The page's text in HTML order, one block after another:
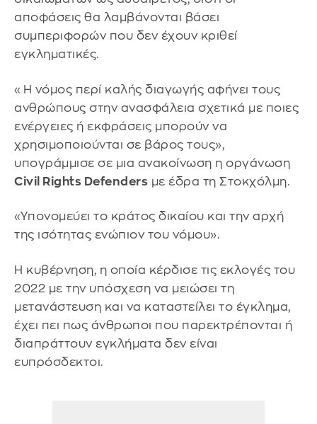
αποφάσεις θα λαμβάνονται βάσει
συμπεριφορών που δεν έχουν κριθεί
εγκληματικές.
«Η νόμος περί καλής διαγωγής αφήνει τους
ανθρώπους στην ανασφάλεια σχετικά με ποιες
ενέργειες ή εκφράσεις μπορούν να
χρησιμοποιούνται σε βάρος τους»,
υπογράμμισε σε μια ανακοίνωση η οργάνωση
Civil Rights Defenders με έδρα τη Στοκχόλμη.
«Υπονομεύει το κράτος δικαίου και την αρχή
της ισότητας ενώπιον του νόμου».
Η κυβέρνηση, η οποία κέρδισε τις εκλογές του
2022 με την υπόσχεση να μειώσει τη
μετανάστευση και να καταστείλει το έγκλημα,
έχει πει πως άνθρωποι που παρεκτρέπονται ή
διαπράττουν εγκλήματα δεν είναι
ευπρόσδεκτοι.